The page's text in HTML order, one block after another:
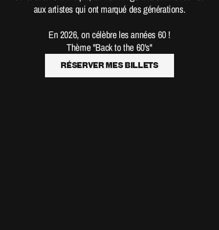
aux artistes qui ont marqué des générations.
En 2026, on célèbre les années 60 !
Thème "Back to the 60's"
Réserver mes billets